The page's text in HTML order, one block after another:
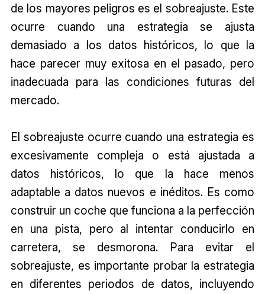
de los mayores peligros es el sobreajuste. Este
ocurre cuando una estrategia se ajusta
demasiado a los datos históricos, lo que la
hace parecer muy exitosa en el pasado, pero
inadecuada para las condiciones futuras del
mercado.
El sobreajuste ocurre cuando una estrategia es
excesivamente compleja o está ajustada a
datos históricos, lo que la hace menos
adaptable a datos nuevos e inéditos. Es como
construir un coche que funciona a la perfección
en una pista, pero al intentar conducirlo en
carretera, se desmorona. Para evitar el
sobreajuste, es importante probar la estrategia
en diferentes periodos de datos, incluyendo